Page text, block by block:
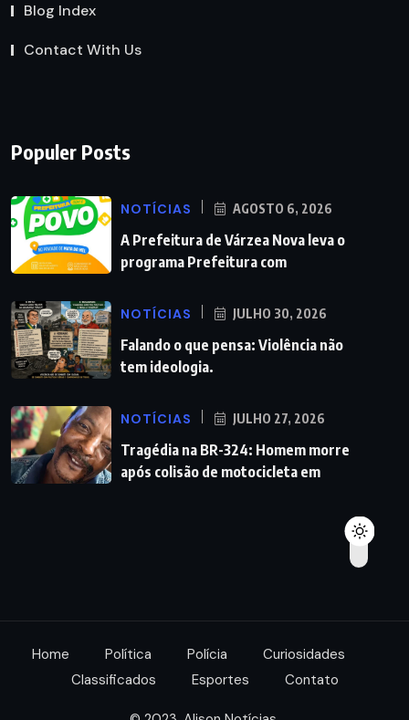
Blog Index
Contact With Us
Populer Posts
NOTÍCIAS AGOSTO 6, 2026
A Prefeitura de Várzea Nova leva o
programa Prefeitura com
NOTÍCIAS JULHO 30, 2026
Falando o que pensa: Violência não
tem ideologia.
NOTÍCIAS JULHO 27, 2026
Tragédia na BR-324: Homem morre
após colisão de motocicleta em
Home Política Polícia
Curiosidades
Classificados
Esportes Contato